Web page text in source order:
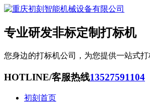
专业研发非标定制打标机
您身边的打标机公司，为您提供一站式打
HOTLINE/客服热线13527591104
初刻首页